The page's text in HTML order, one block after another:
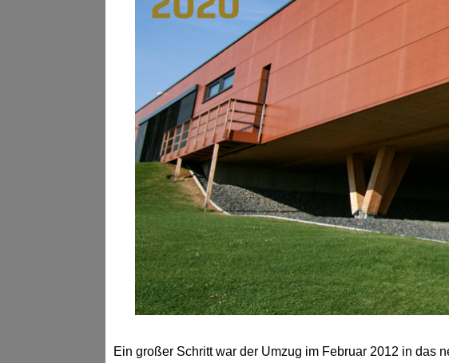
Ein großer Schritt war der Umzug im Februar 2012 in das